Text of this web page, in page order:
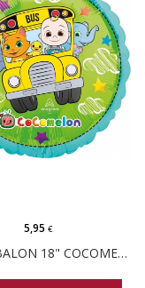
FOLIJA BALON 18" COCOMELON BUS
5,95 €